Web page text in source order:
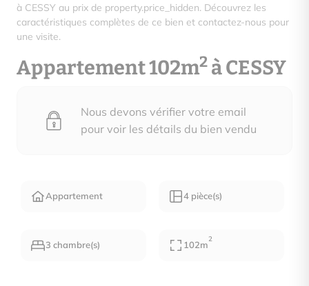
à CESSY au prix de property.price_hidden. Découvrez les
caractéristiques complètes de ce bien et contactez-nous pour
une visite.
Appartement 102m2 à CESSY
Nous devons vérifier votre email
pour voir les détails du bien vendu
Appartement 4 pièce(s)
3 chambre(s) 102m
2